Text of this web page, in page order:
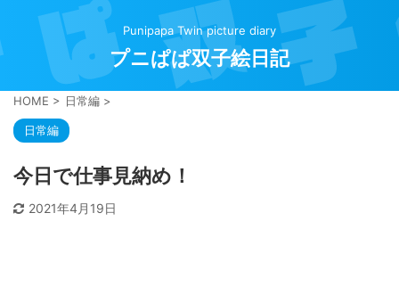
Punipapa Twin picture diary
プニぱぱ双子絵日記
HOME > 日常編 >
日常編
今日で仕事見納め！
2021年4月19日